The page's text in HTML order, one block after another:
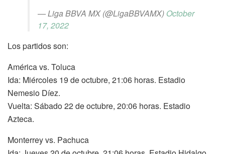
— Liga BBVA MX (@LigaBBVAMX) October
17, 2022
Los partidos son:
América vs. Toluca
Ida: Miércoles 19 de octubre, 21:06 horas. Estadio
Nemesio Díez.
Vuelta: Sábado 22 de octubre, 20:06 horas. Estadio
Azteca.
Monterrey vs. Pachuca